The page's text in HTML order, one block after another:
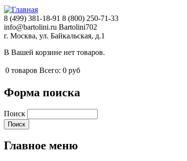
8 (499) 381-18-91 8 (800) 250-71-33
info@bartolini.ru Bartolini702
г. Москва, ул. Байкальская, д.1
В Вашей корзине нет товаров.
0 товаров Всего: 0 руб
Форма поиска
Поиск
Главное меню